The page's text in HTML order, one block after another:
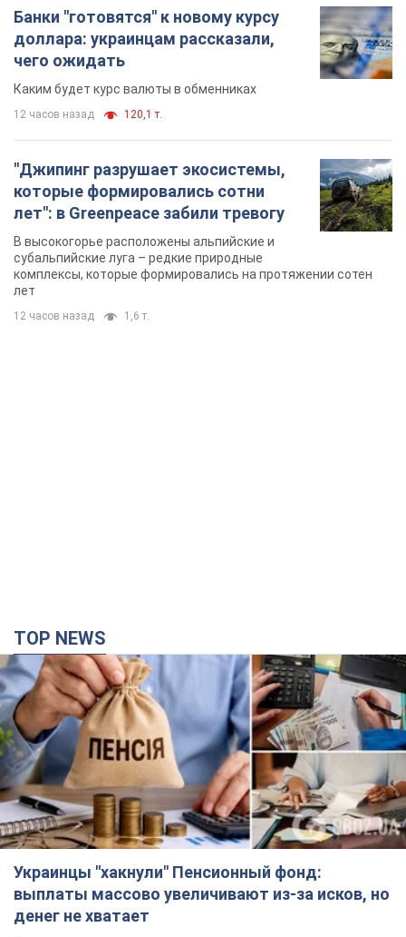
которые формировались сотни
лет": в Greenpeace забили тревогу
В высокогорье расположены альпийские и
комплексы, которые формировались на протяжении сотен
лет
Украинцы "хакнули" Пенсионный фонд:
выплаты массово увеличивают из-за исков, но
денег не хватает
Как пересчитывают пенсии
4 часа назад 83,0 т.
ВАКС избрал меру пресечения экс-послу
Украины в США Стефанишиной: что известно о
деле
Суд не полностью удовлетворил ходатайство прокуратуры